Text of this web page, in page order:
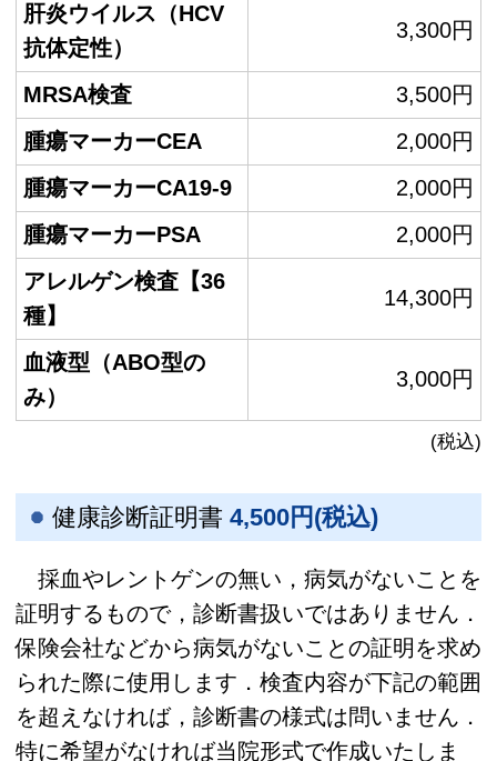
(税込)
肝炎ウイルス（HCV
抗体定性）
3,300円
MRSA検査
3,500円
腫瘍マーカーCEA
2,000円
腫瘍マーカーCA19-9
2,000円
腫瘍マーカーPSA
2,000円
アレルゲン検査【36
種】
14,300円
血液型（ABO型の
み）
3,000円
健康診断証明書4,500円(税込)
採血やレントゲンの無い，病気がないことを
証明するもので，診断書扱いではありません．
保険会社などから病気がないことの証明を求め
られた際に使用します．検査内容が下記の範囲
を超えなければ，診断書の様式は問いません．
特に希望がなければ当院形式で作成いたしま